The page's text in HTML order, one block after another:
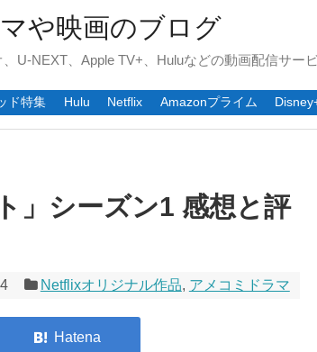
や映画のブログ
U-NEXT、Apple TV+、Huluなどの動画配信サー
ド特集 Hulu Netflix Amazonプライム
」シーズン1 感想と評
Netflixオリジナル作品, アメコミドラマ